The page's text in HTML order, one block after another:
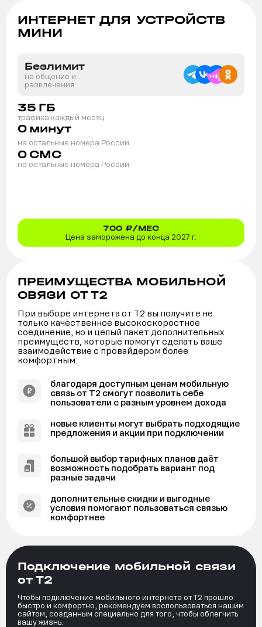
ИНТЕРНЕТ ДЛЯ УСТРОЙСТВ
МИНИ
Безлимит
на общение и
развлечения
35 ГБ
трафика каждый месяц
0 минут
на остальные номера России
0 СМС
на остальные номера России
700 ₽/МЕС
Цена заморожена до конца 2027 г.
Подключение мобильной связи
от Т2
Чтобы подключение мобильного интернета от Т2 прошло
быстро и комфортно, рекомендуем воспользоваться нашим
сайтом, созданным специально для того, чтобы облегчить
вашу жизнь.
ПРЕИМУЩЕСТВА МОБИЛЬНОЙ
СВЯЗИ ОТ Т2
При выборе интернета от Т2 вы получите не
только качественное высокоскоростное
соединение, но и целый пакет дополнительных
преимуществ, которые помогут сделать ваше
взаимодействие с провайдером более
комфортным:
благодаря доступным ценам мобильную
связь от Т2 смогут позволить себе
пользователи с разным уровнем дохода
новые клиенты могут выбрать подходящие
предложения и акции при подключении
большой выбор тарифных планов даёт
возможность подобрать вариант под
разные задачи
дополнительные скидки и выгодные
условия помогают пользоваться связью
комфортнее